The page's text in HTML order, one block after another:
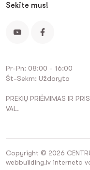
Sekite mus!
Pr-Pn: 08:00 - 16:00
Št-Sekm: Uždaryta
PREKIŲ PRIĖMIMAS IR
VAL.
Copyright © 2026
webbuilding.lv interneta